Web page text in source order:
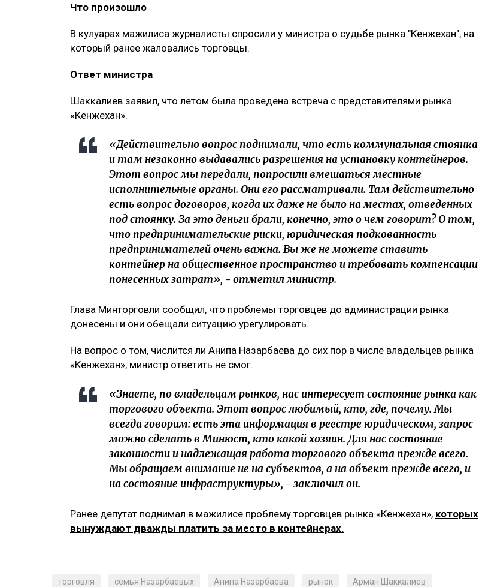
Что произошло
В кулуарах мажилиса журналисты спросили у министра о судьбе рынка "Кенжехан", на
который ранее жаловались торговцы.
Ответ министра
Шаккалиев заявил, что летом была проведена встреча с представителями рынка
«Кенжехан».
«Действительно вопрос поднимали, что есть коммунальная стоянка
и там незаконно выдавались разрешения на установку контейнеров.
Этот вопрос мы передали, попросили вмешаться местные
исполнительные органы. Они его рассматривали. Там действительно
есть вопрос договоров, когда их даже не было на местах, отведенных
под стоянку. За это деньги брали, конечно, это о чем говорит? О том,
что предпринимательские риски, юридическая подкованность
предпринимателей очень важна. Вы же не можете ставить
контейнер на общественное пространство и требовать компенсации
понесенных затрат», - отметил министр.
Глава Минторговли сообщил, что проблемы торговцев до администрации рынка
донесены и они обещали ситуацию урегулировать.
На вопрос о том, числится ли Анипа Назарбаева до сих пор в числе владельцев рынка
«Кенжехан», министр ответить не смог.
«Знаете, по владельцам рынков, нас интересует состояние рынка как
торгового объекта. Этот вопрос любимый, кто, где, почему. Мы
всегда говорим: есть эта информация в реестре юридическом, запрос
можно сделать в Минюст, кто какой хозяин. Для нас состояние
законности и надлежащая работа торгового объекта прежде всего.
Мы обращаем внимание не на субъектов, а на объект прежде всего, и
на состояние инфраструктуры», - заключил он.
Ранее депутат поднимал в мажилисе проблему торговцев рынка «Кенжехан», которых
вынуждают дважды платить за место в контейнерах.
торговля семья Назарбаевых Анипа Назарбаева рынок Арман Шаккалиев